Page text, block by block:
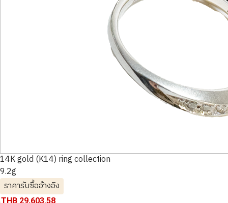
14K gold (K14) ring collection
9.2g
ราคารับซื้ออ้างอิง
THB 29,603.58